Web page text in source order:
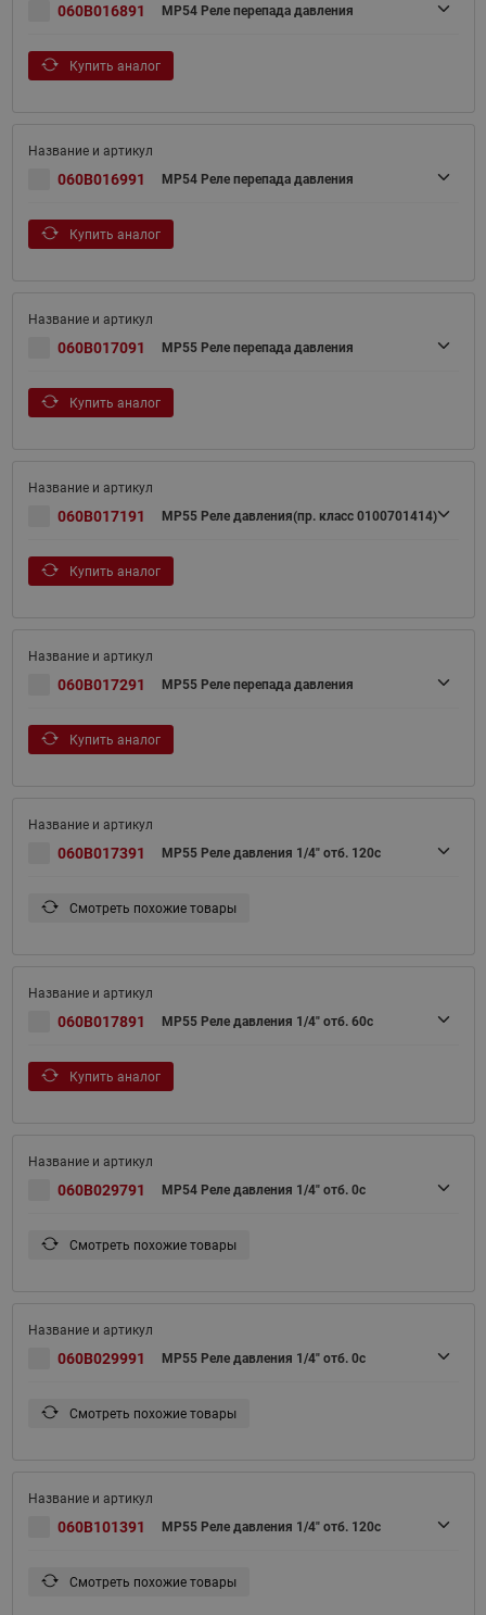
060B016891 MP54 Реле перепада давления
Купить аналог
060B016991 MP54 Реле перепада давления
Купить аналог
060B017091 MP55 Реле перепада давления
Купить аналог
060B017191 MP55 Реле давления(пр. класс 0100701414)
Купить аналог
060B017291 MP55 Реле перепада давления
Купить аналог
060B017391 MP55 Реле давления 1/4" отб. 120с
Смотреть похожие товары
060B017891 MP55 Реле давления 1/4" отб. 60с
Купить аналог
060B029791 MP54 Реле давления 1/4" отб. 0с
Смотреть похожие товары
060B029991 MP55 Реле давления 1/4" отб. 0с
Смотреть похожие товары
060B101391 MP55 Реле давления 1/4" отб. 120с
Смотреть похожие товары